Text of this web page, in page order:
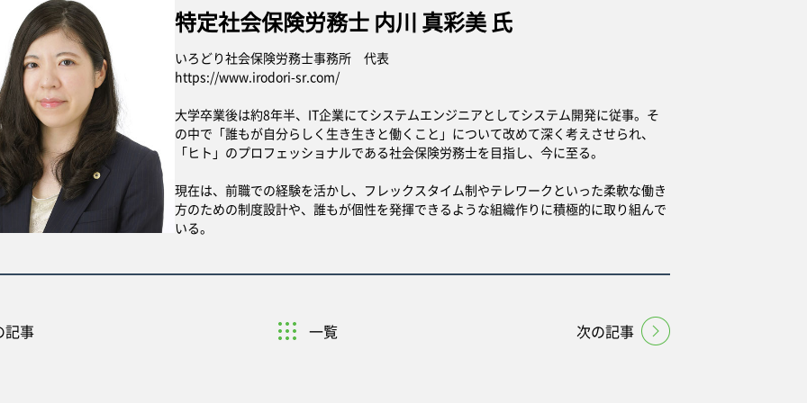
特定社会保険労務士 内川 真彩美 氏
いろどり社会保険労務士事務所 代表
https://www.irodori-sr.com/
大学卒業後は約8年半、IT企業にてシステムエンジニアとしてシステム開発に従事。そ
の中で「誰もが自分らしく生き生きと働くこと」について改めて深く考えさせられ、
「ヒト」のプロフェッショナルである社会保険労務士を目指し、今に至る。
現在は、前職での経験を活かし、フレックスタイム制やテレワークといった柔軟な働き
方のための制度設計や、誰もが個性を発揮できるような組織作りに積極的に取り組んで
いる。
記事 一覧 次の記事